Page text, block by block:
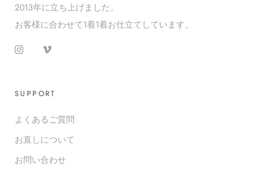
2013年に立ち上げました。
お客様に合わせて1着1着お仕立てしています。
SUPPORT
よくあるご質問
お直しについて
お問い合わせ